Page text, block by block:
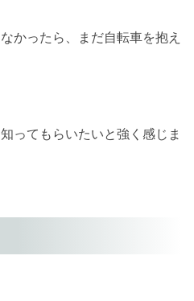
かったら、まだ自転車を抱え
ってもらいたいと強く感じま